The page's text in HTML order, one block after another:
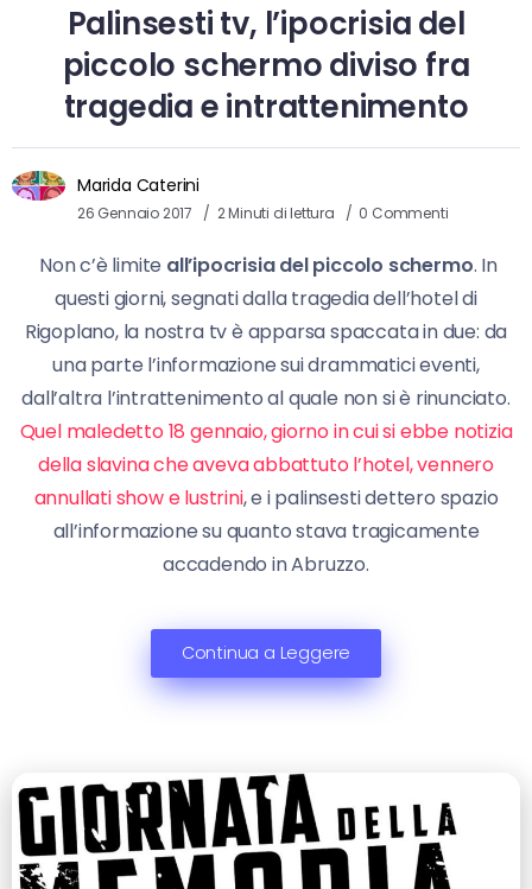
Palinsesti tv, l’ipocrisia del
piccolo schermo diviso fra
tragedia e intrattenimento
Marida Caterini
26 Gennaio 2017 2 Minuti di lettura 0 Commenti
Non c’è limite all’ipocrisia del piccolo schermo. In
questi giorni, segnati dalla tragedia dell’hotel di
Rigoplano, la nostra tv è apparsa spaccata in due: da
una parte l’informazione sui drammatici eventi,
dall’altra l’intrattenimento al quale non si è rinunciato.
Quel maledetto 18 gennaio, giorno in cui si ebbe notizia
della slavina che aveva abbattuto l’hotel, vennero
annullati show e lustrini, e i palinsesti dettero spazio
all’informazione su quanto stava tragicamente
accadendo in Abruzzo.
Continua a Leggere